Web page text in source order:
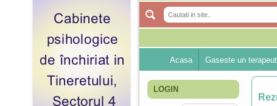
Acasa Gaseste un terapeut
LOGIN